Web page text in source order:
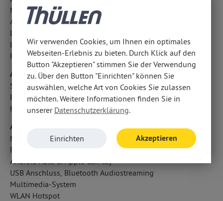
Notbremsassistent
Abbiegelicht
LED-Tagfahrlicht
LED-Nebelscheinwerfer
Reifendruckverlust-Warnung
Airbags
Seitenairbag vorn
Fahrer- /Beifahrerairbag
Kopfairbag vorn und hinten
Audio & Kommunikation
Navigationssystem: Multimedia Navi Pro 10
Radio
Android Auto u. Apple CarPlay
USB Anschluss, Bluetooth Audiostreaming
Multimedia-System
WLAN Hotspot
Wir verwenden Cookies, um Ihnen ein optimales
Webseiten-Erlebnis zu bieten. Durch Klick auf den
Button "Akzeptieren" stimmen Sie der Verwendung
zu. Über den Button "Einrichten" können Sie
auswählen, welche Art von Cookies Sie zulassen
möchten. Weitere Informationen finden Sie in
unserer Datenschutzerklärung.
Einrichten Akzeptieren